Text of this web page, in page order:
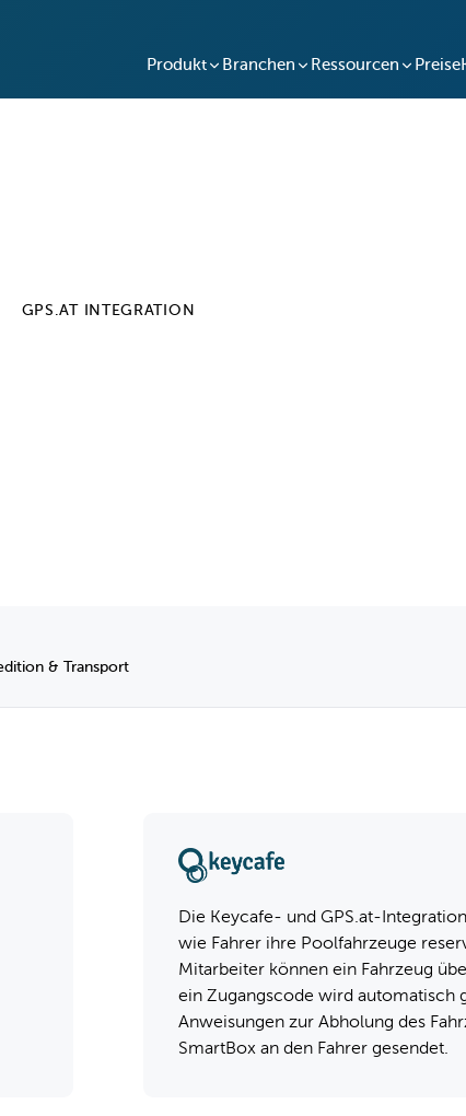
Produkt Branchen Ressourcen Preise
GPS.AT INTEGRATION
& Transport
Die Keycafe- und GPS.at-
wie Fahrer ihre Poolfahrzeuge
Mitarbeiter können ein Fahrzeug
ein Zugangscode wird automatisch
Anweisungen zur Abholung des
SmartBox an den Fahrer gesendet.